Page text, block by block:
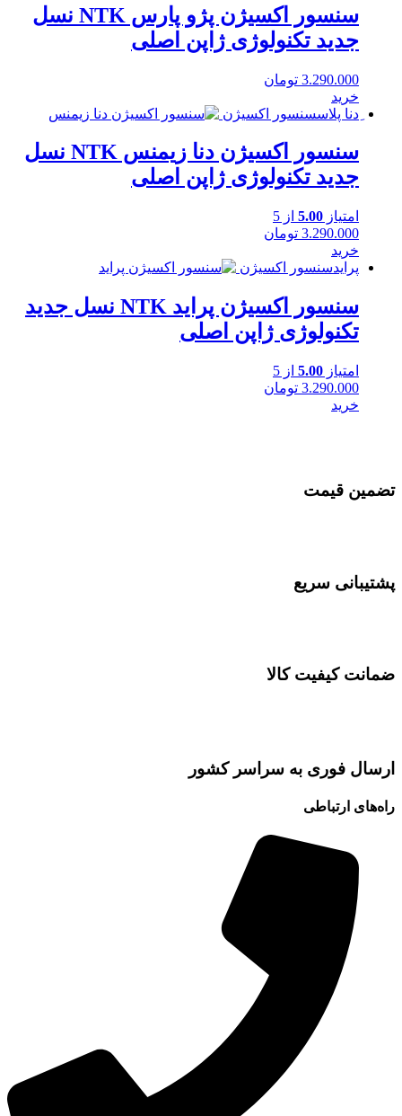
سنسور اکسیژن پژو پارس NTK نسل
جدید تکنولوژی ژاپن اصلی
3.290.000 تومان
خرید
ِدنا پلاسسنسور اکسیژن
سنسور اکسیژن دنا زیمنس NTK نسل
جدید تکنولوژی ژاپن اصلی
امتیاز 5.00 از 5
3.290.000 تومان
خرید
پرایدسنسور اکسیژن
سنسور اکسیژن پراید NTK نسل جدید
تکنولوژی ژاپن اصلی
امتیاز 5.00 از 5
3.290.000 تومان
خرید
تضمین قیمت
پشتیبانی سریع
ضمانت کیفیت کالا
ارسال فوری به سراسر کشور
راه‌های ارتباطی